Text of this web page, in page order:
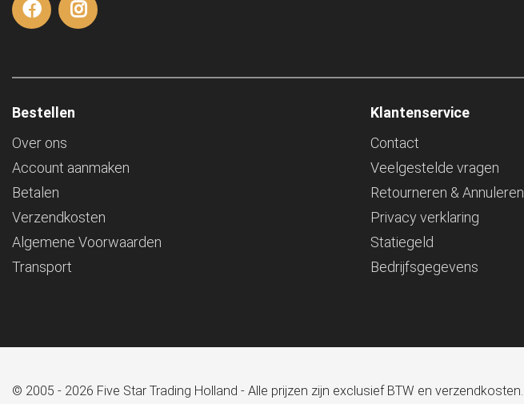
Bestellen
Over ons
Account aanmaken
Betalen
Verzendkosten
Algemene Voorwaarden
Transport
Klantenservice
Contact
Veelgestelde vragen
Retourneren & Annuleren
Privacy verklaring
Statiegeld
Bedrijfsgegevens
© 2005 - 2026 Five Star Trading Holland - Alle prijzen zijn exclusief BTW en verzendkosten.